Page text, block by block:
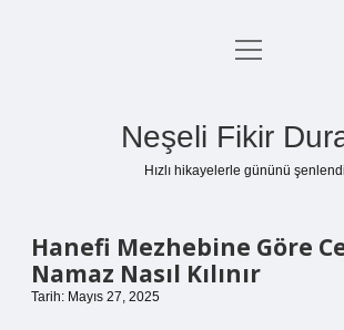
Anasayfa
menüyü
Neşeli Fikir
Hızlı hikayelerle gününü
Hanefi Mezhebine Göre
Namaz Nasıl Kılınır
Tarih: Mayıs 27, 2025